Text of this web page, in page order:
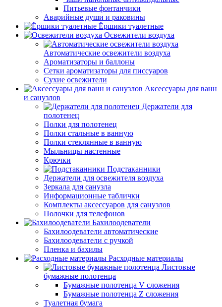
Питьевые фонтанчики
Аварийные души и раковины
Ёршики туалетные
Освежители воздуха
Автоматические освежители воздуха
Ароматизаторы и баллоны
Сетки ароматизаторы для писсуаров
Сухие освежители
Аксессуары для ванн
и санузлов
Держатели для
полотенец
Полки для полотенец
Полки стальные в ванную
Полки стеклянные в ванную
Мыльницы настенные
Крючки
Подстаканники
Держатели для освежителя воздуха
Зеркала для санузла
Информационные таблички
Комплекты аксессуаров для санузлов
Полочки для телефонов
Бахилоодеватели
Бахилоодеватели автоматические
Бахилоодеватели с ручкой
Пленка и бахилы
Расходные материалы
Листовые
бумажные полотенца
Бумажные полотенца V сложения
Бумажные полотенца Z сложения
Туалетная бумага